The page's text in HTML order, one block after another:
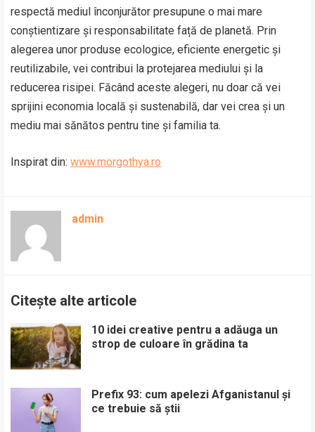
respectă mediul înconjurător presupune o mai mare
conștientizare și responsabilitate față de planetă. Prin
alegerea unor produse ecologice, eficiente energetic și
reutilizabile, vei contribui la protejarea mediului și la
reducerea risipei. Făcând aceste alegeri, nu doar că vei
sprijini economia locală și sustenabilă, dar vei crea și un
mediu mai sănătos pentru tine și familia ta.
Inspirat din:www.morgothya.ro
admin
Citește alte articole
10 idei creative pentru a adăuga un
strop de culoare în grădina ta
Prefix 93: cum apelezi Afganistanul și
ce trebuie să știi